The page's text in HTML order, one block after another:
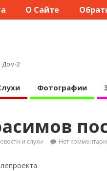
О Сайте
Дом-2
Фотографии
и слухи Нет